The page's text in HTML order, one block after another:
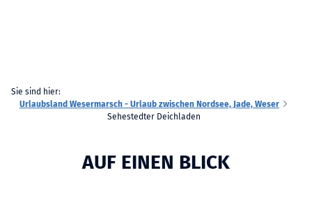
Sie sind hier:
Urlaubsland Wesermarsch - Urlaub zwischen Nordsee, Jade, Weser
Sehestedter Deichladen
AUF EINEN BLICK